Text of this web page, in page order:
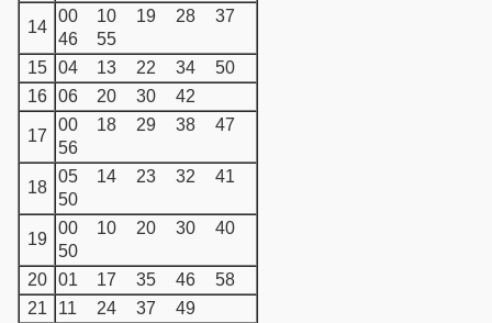
14
00 10 19 28
37
46
55
15
04 13 22 34
50
16
06 20 30 42
17
00 18 29 38
47
56
18
05 14 23 32
41
50
19
00 10 20 30
40
50
20
01 17 35 46
58
21
11 24 37
49